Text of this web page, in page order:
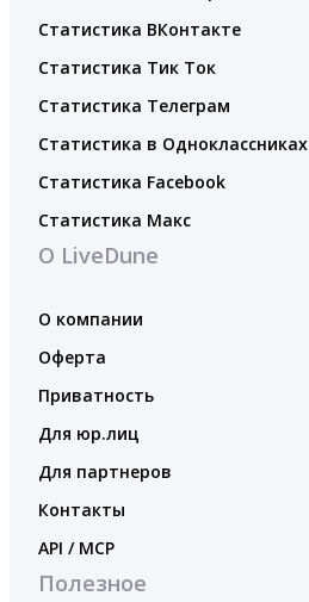
Статистика ВКонтакте
Статистика Тик Ток
Статистика Телеграм
Статистика в Одноклассниках
Статистика Facebook
Статистика Макс
О LiveDune
О компании
Оферта
Приватность
Для юр.лиц
Для партнеров
Контакты
API / MCP
Полезное